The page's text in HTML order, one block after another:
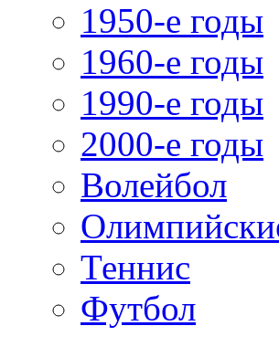
1950-е годы
1960-е годы
1990-е годы
2000-е годы
Волейбол
Теннис
Футбол